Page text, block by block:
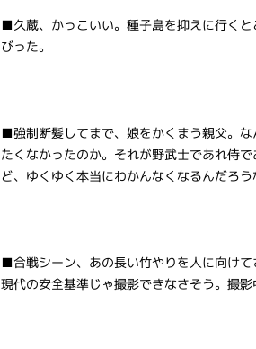
■久蔵、かっこいい。種子島を抑えに行く
びった。
■強制断髪してまで、娘をかくまう親父。
たくなかったのか。それが野武士であれ侍
ど、ゆくゆく本当にわかんなくなるんだろう
■合戦シーン、あの長い竹やりを人に向けて
現代の安全基準じゃ撮影できなさそう。撮